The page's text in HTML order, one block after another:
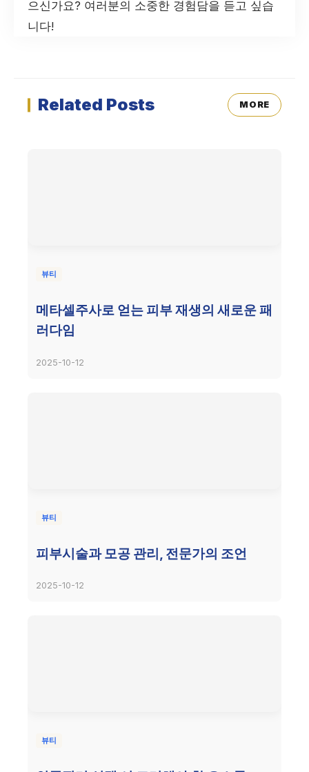
으신가요? 여러분의 소중한 경험담을 듣고 싶습
니다!
Related Posts MORE
뷰티
메타셀주사로 얻는 피부 재생의 새로운 패
러다임
2025-10-12
뷰티
피부시술과 모공 관리, 전문가의 조언
2025-10-12
뷰티